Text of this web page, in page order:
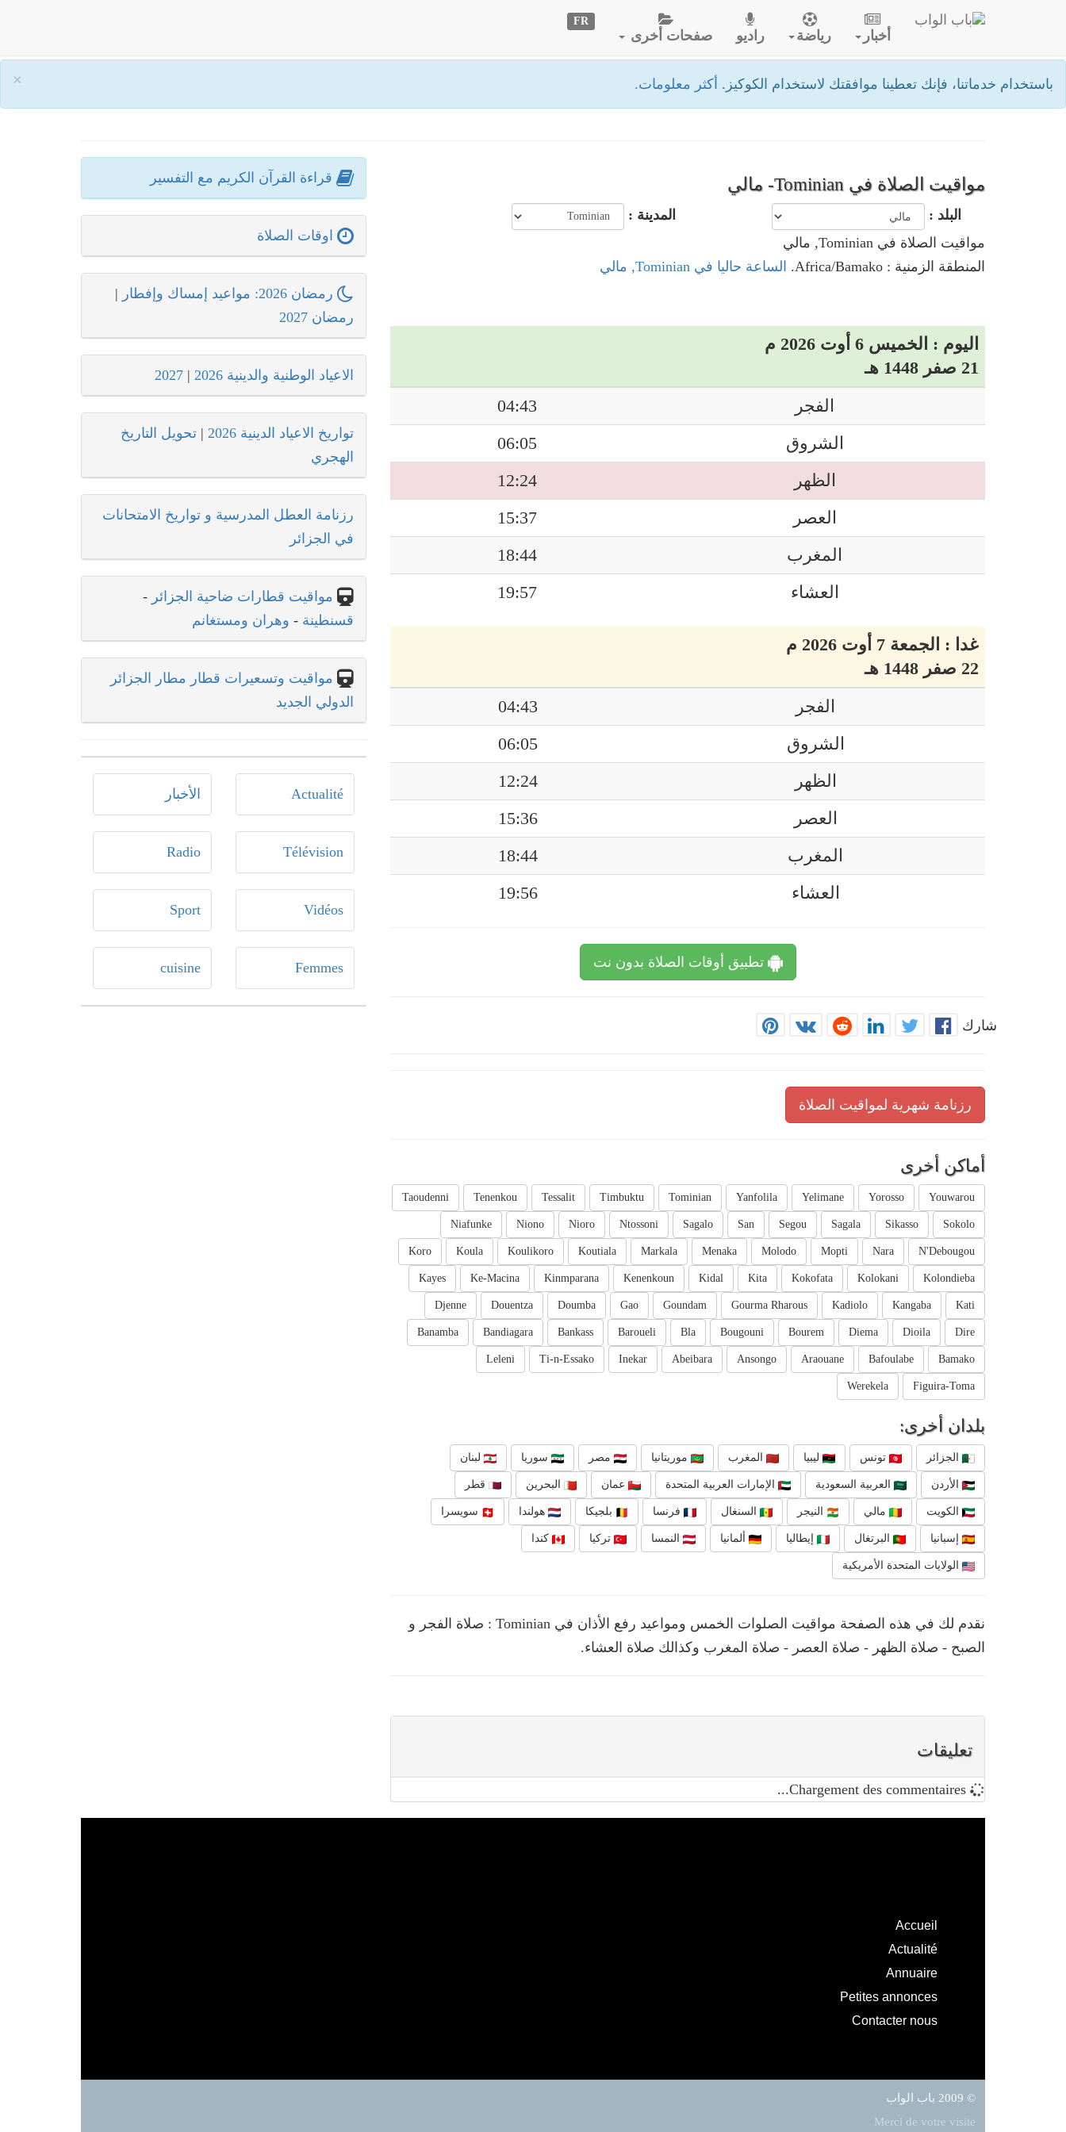
× باستخدام خدماتنا، فإنك تعطينا موافقتك لاستخدام الكوكيز. أكثر معلومات.
أخبار رياضة راديو صفحات أخرى
FR
مواقيت الصلاة في Tominian- مالي
البلد :
المدينة :
مواقيت الصلاة في Tominian, مالي
المنطقة الزمنية : Africa/Bamako.
الساعة حاليا في Tominian, مالي
اليوم : الخميس 6 أوت 2026 م
21 صفر 1448 هـ
الفجر
04:43
الشروق
06:05
الظهر
12:24
العصر
15:37
المغرب
18:44
العشاء
19:57
غدا : الجمعة 7 أوت 2026 م
22 صفر 1448 هـ
الفجر
04:43
الشروق
06:05
الظهر
12:24
العصر
15:36
المغرب
18:44
العشاء
19:56
تطبيق أوقات الصلاة بدون نت
شارك
رزنامة شهرية لمواقيت الصلاة
أماكن أخرى
Youwarou
Yorosso
Yelimane
Yanfolila
Tominian
Timbuktu
Tessalit
Tenenkou
Taoudenni
Sokolo
Sikasso
Sagala
Segou
San
Sagalo
Ntossoni
Nioro
Niono
Niafunke
N'Debougou
Nara
Mopti
Molodo
Menaka
Markala
Koutiala
Koulikoro
Koula
Koro
Kolondieba
Kolokani
Kokofata
Kita
Kidal
Kenenkoun
Kinmparana
Ke-Macina
Kayes
Kati
Kangaba
Kadiolo
Gourma Rharous
Goundam
Gao
Doumba
Douentza
Djenne
Dire
Dioila
Diema
Bourem
Bougouni
Bla
Baroueli
Bankass
Bandiagara
Banamba
Bamako
Bafoulabe
Araouane
Ansongo
Abeibara
Inekar
Ti-n-Essako
Leleni
Figuira-Toma
Werekela
بلدان أخرى:
الجزائر تونس ليبيا المغرب موريتانيا مصر سوريا لبنان
الأردن العربية السعودية الإمارات العربية المتحدة عمان البحرين قطر
الكويت مالي النيجر السنغال فرنسا بلجيكا هولندا سويسرا
إسبانيا البرتغال إيطاليا ألمانيا النمسا تركيا كندا
الولايات المتحدة الأمريكية
نقدم لك في هذه الصفحة مواقيت الصلوات الخمس ومواعيد رفع الأذان في Tominian : صلاة الفجر و
الصبح - صلاة الظهر - صلاة العصر - صلاة المغرب وكذالك صلاة العشاء.
تعليقات
قراءة القرآن الكريم مع التفسير
اوقات الصلاة
رمضان 2026: مواعيد إمساك وإفطار
|
رمضان 2027
الاعياد الوطنية والدينية 2026 |
2027
تواريخ الاعياد الدينية 2026 | تحويل التاريخ
الهجري
رزنامة العطل المدرسية و تواريخ الامتحانات
في الجزائر
مواقيت قطارات ضاحية الجزائر -
قسنطينة - وهران ومستغانم
مواقيت وتسعيرات قطار مطار الجزائر
الدولي الجديد
Actualité الأخبار
Télévision
Radio
Vidéos
Sport
Femmes
cuisine
Accueil
Actualité
Annuaire
Petites annonces
Contacter nous
© 2009 باب الواب
Merci de votre visite